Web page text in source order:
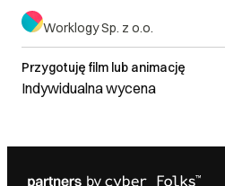
Worklogy Sp. z o.o.
Przygotuję film lub animację
Indywidualna wycena